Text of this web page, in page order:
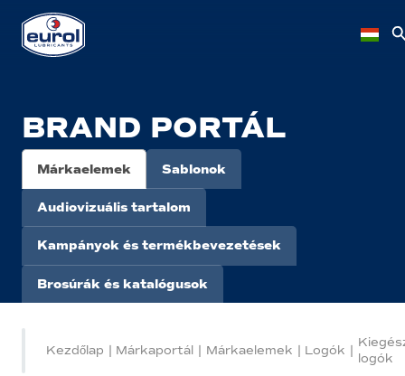
BRAND PORTÁL
Márkaelemek Sablonok
Audiovizuális tartalom
Kampányok és termékbevezetések
Brosúrák és katalógusok
Kezdőlap | Márkaportál | Márkaelemek | Logók |
logók